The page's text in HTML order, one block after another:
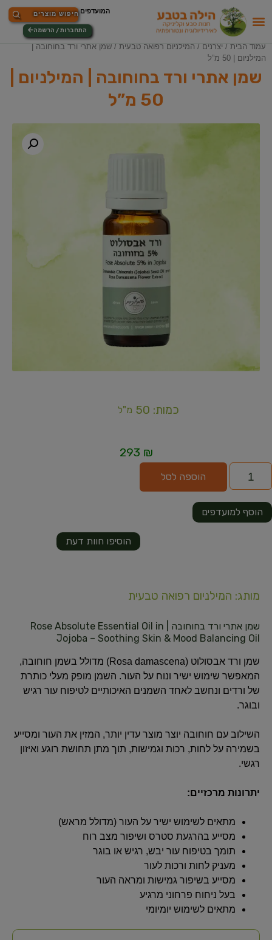
התחברות / הרשמה
עמוד הבית / יצרנים / המילניום רפואה טבעית / שמן אתרי ורד בחוחובה |
המילניום | 50 מ”ל
שמן אתרי ורד בחוחובה | המילניום |
50 מ”ל
כמות: 50 מ"ל
293 ₪
הוספה לסל
הוסיפו חוות דעת
הוסף למועדפים
מותג: המילניום רפואה טבעית
שמן אתרי ורד בחוחובה | Rose Absolute Essential Oil in
Jojoba – Soothing Skin & Mood Balancing Oil
שמן ורד אבסולוט (Rosa damascena) מדולל בשמן חוחובה,
המאפשר שימוש ישיר ונוח על העור. השמן מופק מעלי כותרת
של ורדים ונחשב לאחד השמנים האיכותיים לטיפוח עור רגיש
ובוגר.
השילוב עם חוחובה יוצר מוצר עדין יותר, המזין את העור ומסייע
בשמירה על לחות, רכות וגמישות, תוך מתן תחושת רוגע ואיזון
רגשי.
יתרונות מרכזיים:
מתאים לשימוש ישיר על העור (מדולל מראש)
מסייע בהרגעת סטרס ושיפור מצב רוח
תומך בטיפוח עור יבש, רגיש או בוגר
מעניק לחות ורכות לעור
מסייע בשיפור גמישות ומראה העור
בעל ניחוח פרחוני מרגיע
מתאים לשימוש יומיומי